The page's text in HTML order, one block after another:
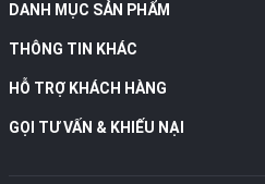
DANH MỤC SẢN PHẨM
THÔNG TIN KHÁC
HỖ TRỢ KHÁCH HÀNG
GỌI TƯ VẤN & KHIẾU NẠI